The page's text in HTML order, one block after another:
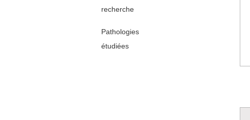
recherche
Pathologies
étudiées